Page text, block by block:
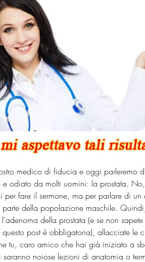
medico di fiducia e oggi parleremo
odiato da molti uomini: la prostata.
fare il sermone, ma per parlare di un
della popolazione maschile.
della prostata (e se non
post è obbligatoria), allacciate le
tu, caro amico che hai già iniziato a
noiose lezioni di anatomia o